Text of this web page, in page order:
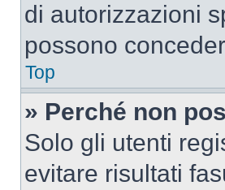
di autorizzazioni
possono
Top
» Perché non
Solo gli utenti
evitare risultati